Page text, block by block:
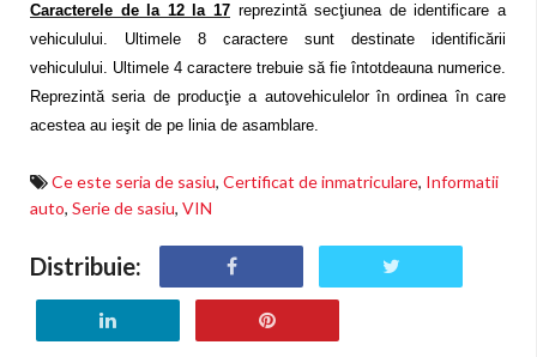
Caracterele de la 12 la 17 reprezintă secţiunea de identificare a
vehiculului. Ultimele 8 caractere sunt destinate identificării
vehiculului. Ultimele 4 caractere trebuie să fie întotdeauna numerice.
Reprezintă seria de producţie a autovehiculelor în ordinea în care
acestea au ieşit de pe linia de asamblare.
Ce este seria de sasiu, Certificat de inmatriculare, Informatii
auto, Serie de sasiu, VIN
Distribuie: